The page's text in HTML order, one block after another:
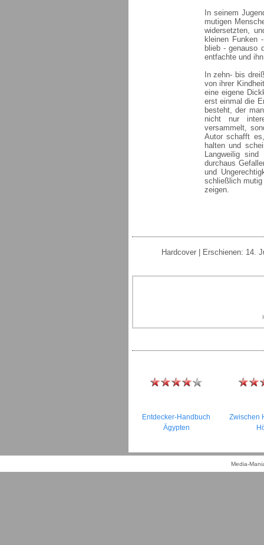
In seinem
mutigen
widersetzten,
kleinen Funken
blieb - genauso
entfachte und
In zehn- bis
von ihrer
eine eigene
erst einmal die
besteht, der
nicht nur
versammelt,
Autor schafft
halten und
Langweilig
durchaus
und
schließlich mutig
zeigen.
Hardcover | Erschienen: 14.
Entdecker-Handbuch
Ägypten
Zwischen
Media-